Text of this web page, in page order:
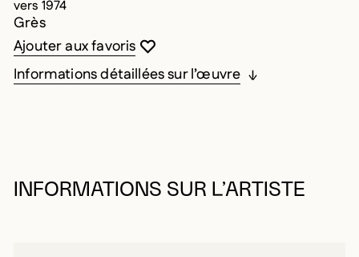
vers 1974
Grès
Vous devez être connecté pour ajouter
Fermer la modale
Ouvrir la modale
Ajouter aux favoris
Informations détaillées sur l’œuvre
INFORMATIONS SUR L’ARTISTE